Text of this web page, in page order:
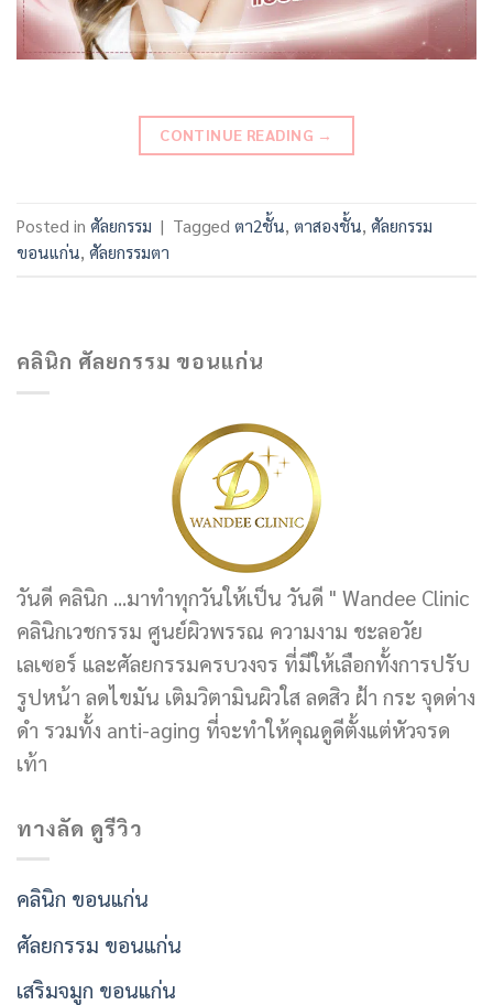
CONTINUE READING →
Posted in ศัลยกรรม | Tagged ตา2ชั้น, ตาสองชั้น, ศัลยกรรม
ขอนแก่น, ศัลยกรรมตา
คลินิก ศัลยกรรม ขอนแก่น
วันดี คลินิก ...มาทำทุกวันให้เป็น วันดี " Wandee Clinic
คลินิกเวชกรรม ศูนย์ผิวพรรณ ความงาม ชะลอวัย
เลเซอร์ และศัลยกรรมครบวงจร ที่มีให้เลือกทั้งการปรับ
รูปหน้า ลดไขมัน เติมวิตามินผิวใส ลดสิว ฝ้า กระ จุดด่าง
ดำ รวมทั้ง anti-aging ที่จะทำให้คุณดูดีตั้งแต่หัวจรด
เท้า
ทางลัด ดูรีวิว
คลินิก ขอนแก่น
ศัลยกรรม ขอนแก่น
เสริมจมูก ขอนแก่น